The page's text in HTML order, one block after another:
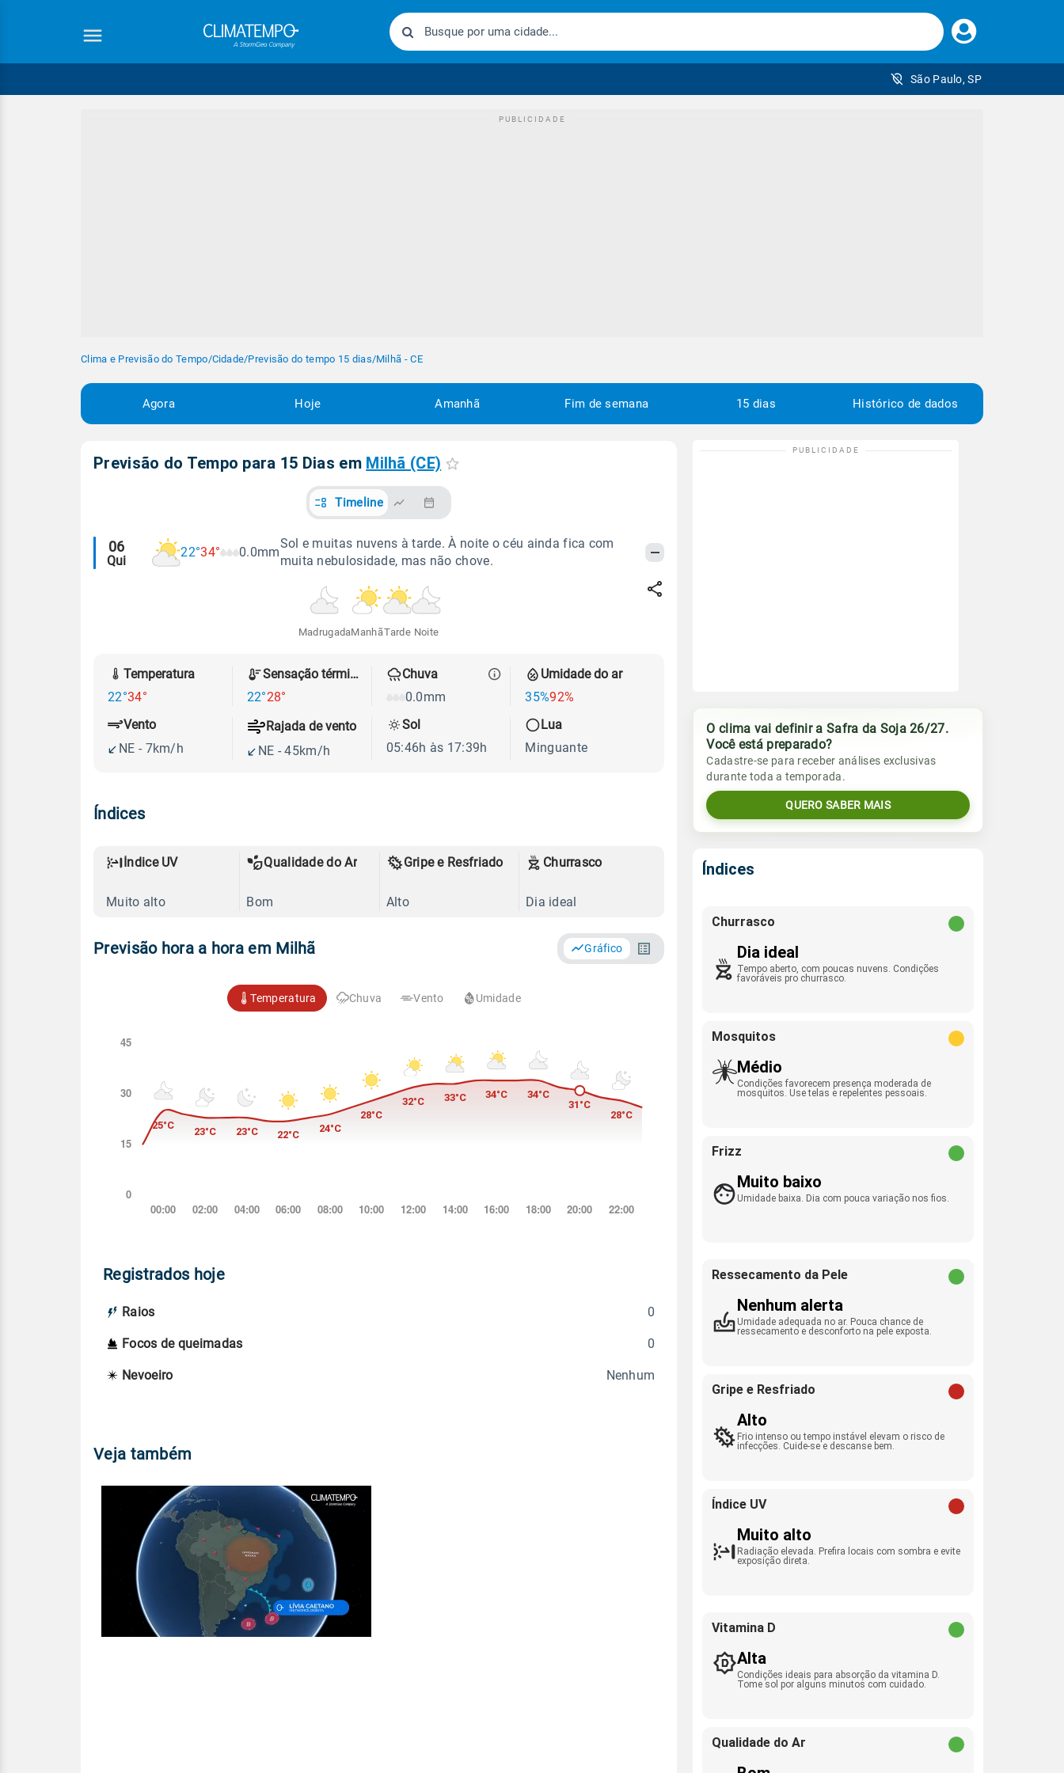
Faça
seu
São Paulo, SP
Clima e Previsão do Tempo/Cidade/Previsão do tempo 15 dias/Milhã - CE
Agora Hoje Amanhã Fim de semana 15 dias Histórico de dados
Previsão do Tempo para 15 Dias em Milhã (CE)
Timeline
Alertas
meteorológicos
06
Qui
22°34° 0.0mm
Sol e muitas nuvens à tarde. À noite o céu ainda fica com
muita nebulosidade, mas não chove.
MadrugadaManhãTarde Noite
Temperatura
22°34°
Sensação térmica
22°28°
Chuva
0.0mm
Umidade do ar
35%92%
Vento
NE - 7km/h
Rajada de vento
NE - 45km/h
Sol
05:46h às 17:39h
Lua
Minguante
Índices
Índice UV
Muito alto
Qualidade do Ar
Bom
Gripe e Resfriado
Alto
Churrasco
Dia ideal
Previsão hora a hora em Milhã Gráfico
Temperatura Chuva Vento Umidade
Registrados hoje
Raios 0
Focos de queimadas 0
Nevoeiro Nenhum
Veja também
O clima vai definir a Safra da Soja 26/27.
Você está preparado?
Cadastre-se para receber análises exclusivas
durante toda a temporada.
QUERO SABER MAIS
Índices
Churrasco
Dia ideal
Tempo aberto, com poucas nuvens. Condições
favoráveis pro churrasco.
Mosquitos
Médio
Condições favorecem presença moderada de
mosquitos. Use telas e repelentes pessoais.
Frizz
Muito baixo
Umidade baixa. Dia com pouca variação nos fios.
Ressecamento da Pele
Nenhum alerta
Umidade adequada no ar. Pouca chance de
ressecamento e desconforto na pele exposta.
Gripe e Resfriado
Alto
Frio intenso ou tempo instável elevam o risco de
infecções. Cuide-se e descanse bem.
Índice UV
Muito alto
Radiação elevada. Prefira locais com sombra e evite
exposição direta.
Vitamina D
Alta
Condições ideais para absorção da vitamina D.
Tome sol por alguns minutos com cuidado.
Qualidade do Ar